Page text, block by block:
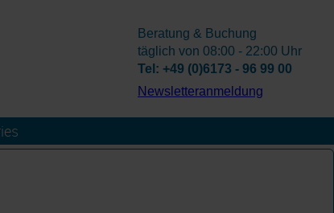
Beratung & Buchung
täglich von 08:00 - 22:00 Uhr
Tel: +49 (0)6173 - 96 99 00
­Newsletteranmeldung